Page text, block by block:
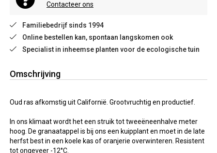
Contacteer ons
Familiebedrijf sinds 1994
Online bestellen kan, spontaan langskomen ook
Specialist in inheemse planten voor de ecologische tuin
Omschrijving
Oud ras afkomstig uit Californië. Grootvruchtig en productief.
In ons klimaat wordt het een struik tot tweeëneenhalve meter
hoog. De granaatappel is bij ons een kuipplant en moet in de late
herfst best in een koele kas of oranjerie overwinteren. Resistent
tot ongeveer -12°C.